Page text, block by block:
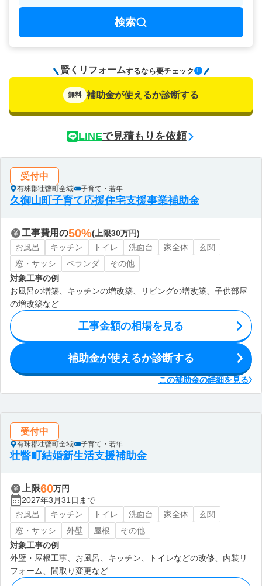
検索
賢くリフォームするなら要チェック
無料 補助金が使えるか診断する
LINEで見積もりを依頼
受付中
有珠郡壮瞥町全域 子育て・若年
久御山町子育て応援住宅支援事業補助金
工事費用の50%(上限30万円)
お風呂
キッチン トイレ 洗面台 家全体
玄関
窓・サッシ
ベランダ
その他
対象工事の例
お風呂の増築、キッチンの増改築、リビングの増改築、子供部屋
の増改築など
工事金額の相場を見る
補助金が使えるか診断する
この補助金の詳細を見る
受付中
有珠郡壮瞥町全域 子育て・若年
壮瞥町結婚新生活支援補助金
上限60万円
2027年3月31日まで
お風呂
キッチン トイレ 洗面台 家全体
玄関
窓・サッシ
外壁 屋根
その他
対象工事の例
外壁・屋根工事、お風呂、キッチン、トイレなどの改修、内装リ
フォーム、間取り変更など